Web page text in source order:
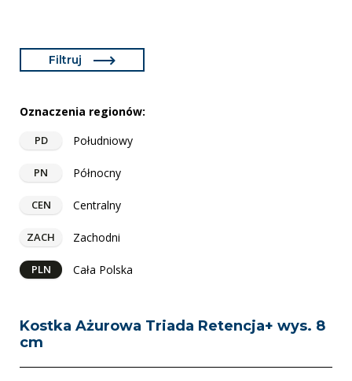
Filtruj
Oznaczenia regionów:
PD Południowy
PN Północny
CEN Centralny
ZACH Zachodni
PLN Cała Polska
Kostka Ażurowa Triada Retencja+ wys. 8
cm